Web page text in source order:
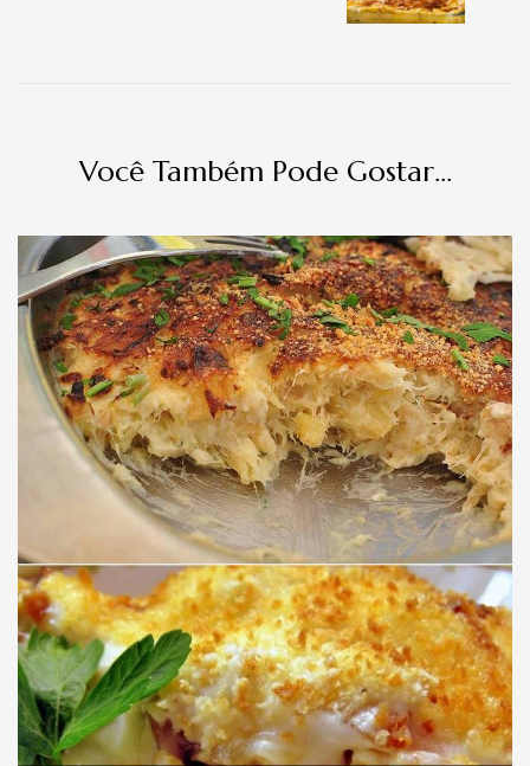
Você Também Pode Gostar...